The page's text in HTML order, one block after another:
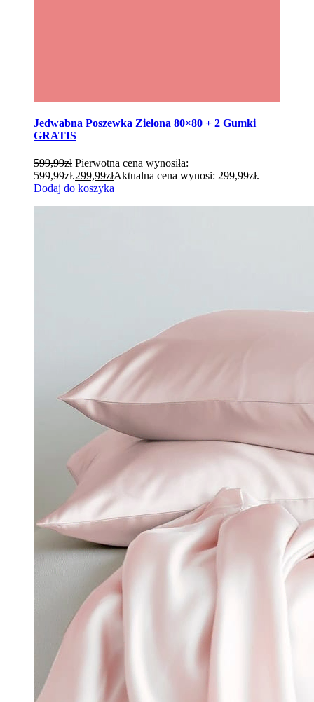
Jedwabna Poszewka Zielona 80×80 + 2 Gumki
GRATIS
599,99zł Pierwotna cena wynosiła:
599,99zł.299,99złAktualna cena wynosi: 299,99zł.
Dodaj do koszyka